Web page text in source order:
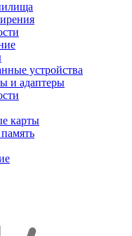
устройства
и адаптеры
карты